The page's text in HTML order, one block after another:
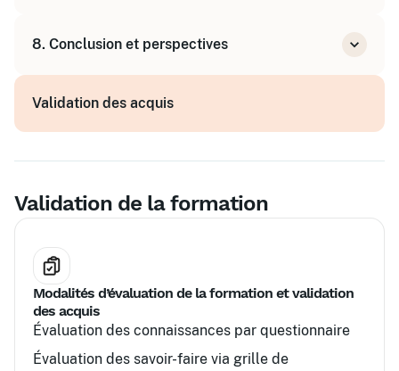
programme
programme avec succès
8. Conclusion et perspectives
globale de communication
Développement du personal branding des
programme
Validation des acquis
Validation de la formation
Modalités d’évaluation de la formation et validation
des acquis
Évaluation des connaissances par questionnaire
Évaluation des savoir-faire via grille de